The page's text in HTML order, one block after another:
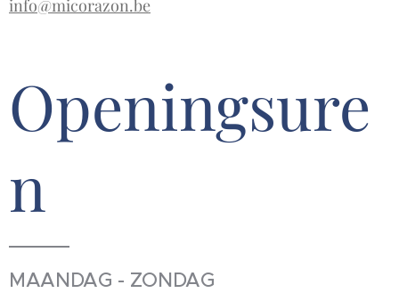
info@micorazon.be
Openingsure
n
MAANDAG - ZONDAG